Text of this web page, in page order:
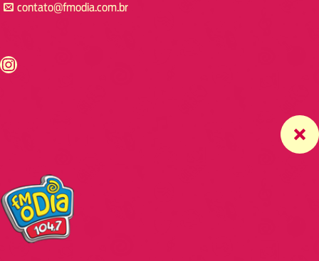
contato@fmodia.com.br
https://www.instagram.com/fmodia.cabofrio/